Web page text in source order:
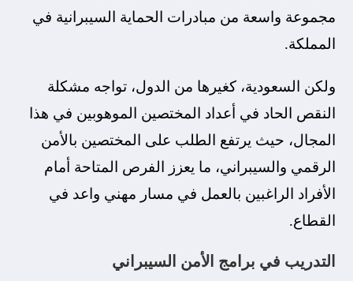
مجموعة واسعة من مبادرات الحماية السيبرانية في
المملكة.
ولكن السعودية، كغيرها من الدول، تواجه مشكلة
النقص الحاد في أعداد المختصين الموهوبين في هذا
المجال، حيث يرتفع الطلب على المختصين بالأمن
الرقمي والسيبراني، ما يعزز الفرص المتاحة أمام
الأفراد الراغبين بالعمل في مسار مهني واعد في
القطاع.
التدريب في برامج الأمن السيبراني